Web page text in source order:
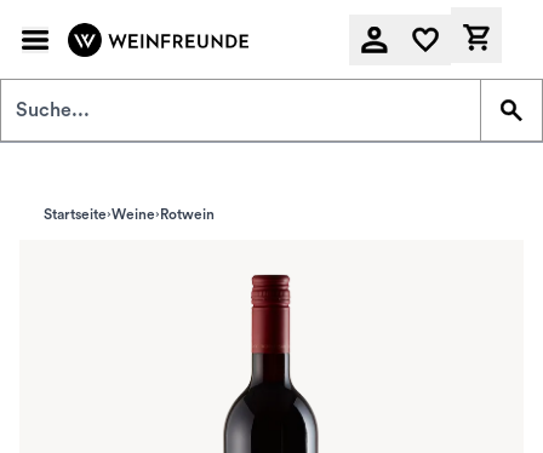
Startseite Weine Rotwein